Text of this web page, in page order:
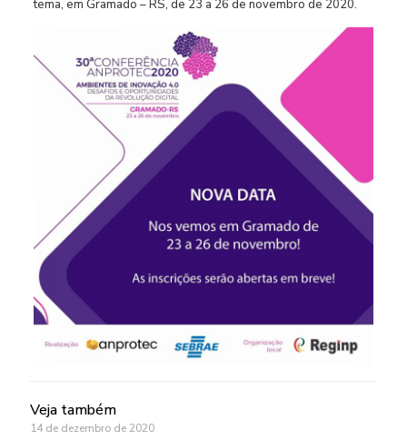
tema, em Gramado – RS, de 23 a 26 de novembro de 2020.
Veja também
14 de dezembro de 2020